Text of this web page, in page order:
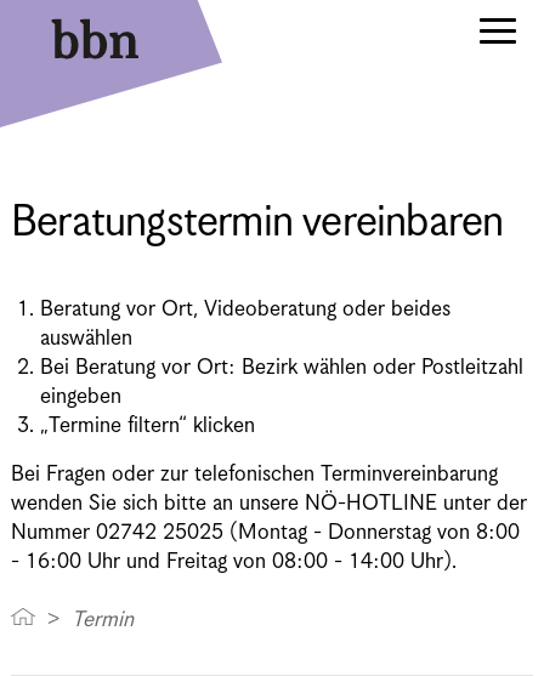
Beratungstermin vereinbaren
Beratung vor Ort, Videoberatung oder beides
auswählen
Bei Beratung vor Ort: Bezirk wählen oder Postleitzahl
eingeben
„Termine filtern“ klicken
Bei Fragen oder zur telefonischen Terminvereinbarung
wenden Sie sich bitte an unsere NÖ-HOTLINE unter der
Nummer 02742 25025 (Montag - Donnerstag von 8:00
- 16:00 Uhr und Freitag von 08:00 - 14:00 Uhr).
Termin